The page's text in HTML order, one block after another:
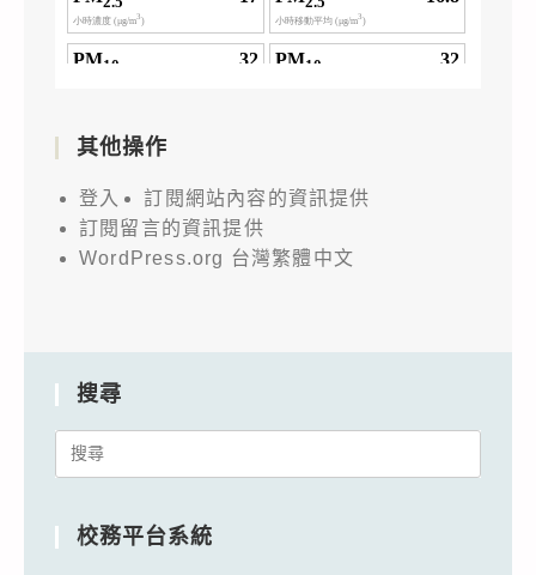
其他操作
登入
訂閱網站內容的資訊提供
訂閱留言的資訊提供
WordPress.org 台灣繁體中文
搜尋
Search
校務平台系統